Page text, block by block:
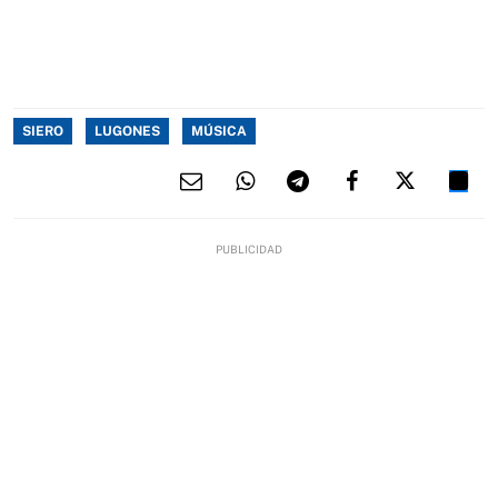
SIERO LUGONES MÚSICA